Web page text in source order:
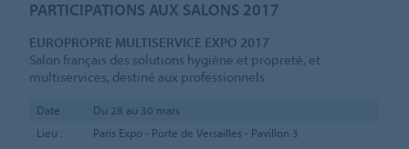
PARTICIPATIONS AUX SALONS 2017
EUROPROPRE MULTISERVICE EXPO 2017
Salon français des solutions hygiène et propreté, et
multiservices, destiné aux professionnels
Date :
Du 28 au 30 mars
Lieu :
Paris Expo - Porte de Versailles - Pavillon 3